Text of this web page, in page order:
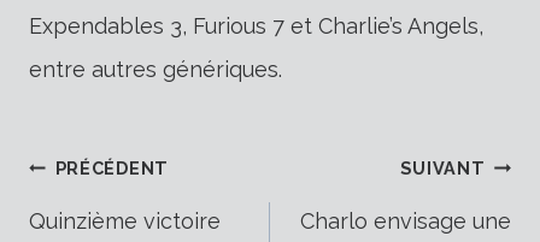
Expendables 3, Furious 7 et Charlie’s Angels,
entre autres génériques.
Navigation
PRÉCÉDENT
Quinzième victoire
SUIVANT
Charlo envisage une